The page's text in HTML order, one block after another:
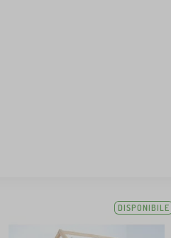
DISPONIBILE